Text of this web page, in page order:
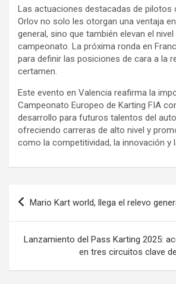
Las actuaciones destacadas de pilotos
Orlov no solo les otorgan una ventaja
general, sino que también elevan el
campeonato. La próxima ronda en
para definir las posiciones de cara a la
certamen.
Este evento en Valencia reafirma la
Campeonato Europeo de Karting FIA
desarrollo para futuros talentos del
ofreciendo carreras de alto nivel y
como la competitividad, la innovación y
Navegación
entradas
Mario Kart world, llega el relevo
Lanzamiento del Pass Karting 2025:
en tres circuitos clave